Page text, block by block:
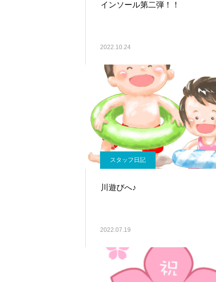
インソール第二弾！！
2022.10.24
スタッフ日記
川遊びへ♪
2022.07.19